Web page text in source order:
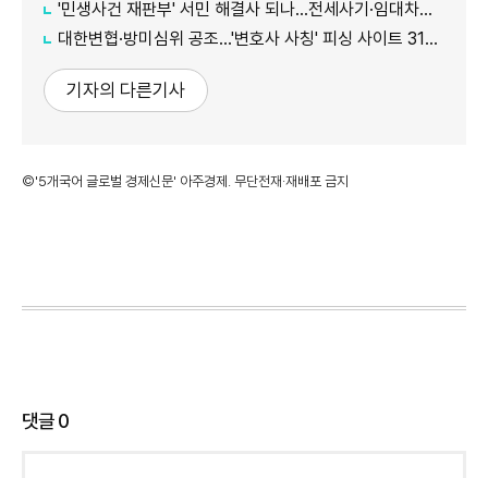
'민생사건 재판부' 서민 해결사 되나...전세사기·임대차분쟁 평균 3개월내 해결
대한변협·방미심위 공조…'변호사 사칭' 피싱 사이트 31건 무더기 차단
기자의 다른기사
©'5개국어 글로벌 경제신문' 아주경제. 무단전재·재배포 금지
댓글0